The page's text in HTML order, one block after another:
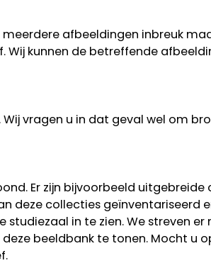
afbeeldingen inbreuk
kunnen de betreffende
vragen u in dat geval wel om
Er zijn bijvoorbeeld uitgebreide
deze collecties geïnventariseerd
in te zien. We streven er
beeldbank te tonen. Mocht u